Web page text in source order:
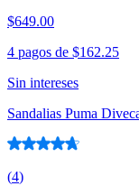
$649.00
4 pagos de $162.25
Sin intereses
Sandalias Puma
(4)